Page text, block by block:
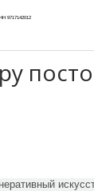
9717142012